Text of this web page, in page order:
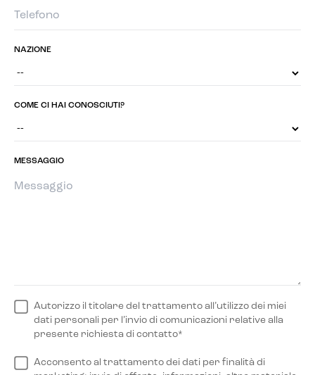
NAZIONE
COME CI HAI CONOSCIUTI?
MESSAGGIO
Autorizzo il titolare del trattamento all’utilizzo dei miei
dati personali per l’invio di comunicazioni relative alla
presente richiesta di contatto*
Acconsento al trattamento dei dati per finalità di